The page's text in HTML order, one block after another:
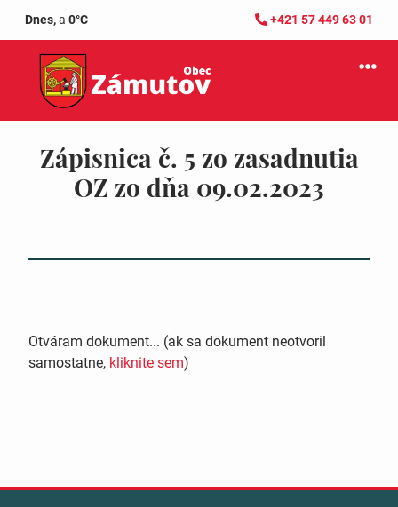
Dnes,a 0°C +421 57 449 63 01
Zápisnica č. 5 zo zasadnutia
OZ zo dňa 09.02.2023
Otváram dokument... (ak sa dokument neotvoril
samostatne, kliknite sem)